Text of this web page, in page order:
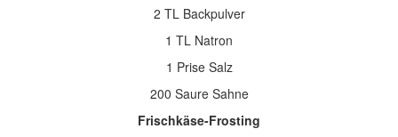
2 TL Backpulver
1 TL Natron
1 Prise Salz
200 Saure Sahne
Frischkäse-Frosting